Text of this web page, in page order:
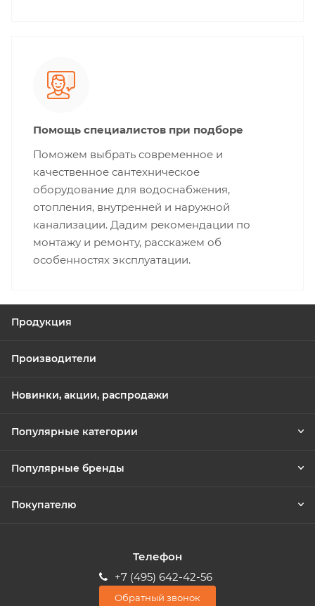
Помощь специалистов при подборе
Поможем выбрать современное и
качественное сантехническое
оборудование для водоснабжения,
отопления, внутренней и наружной
канализации. Дадим рекомендации по
монтажу и ремонту, расскажем об
особенностях эксплуатации.
Продукция
Производители
Новинки, акции, распродажи
Популярные категории
Популярные бренды
Покупателю
Телефон
+7 (495) 642-42-56
Обратный звонок